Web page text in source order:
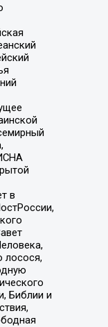
в
лосося,
Библии и